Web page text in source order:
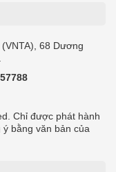
68 Dương
Chỉ được phát hành
bằng văn bản của